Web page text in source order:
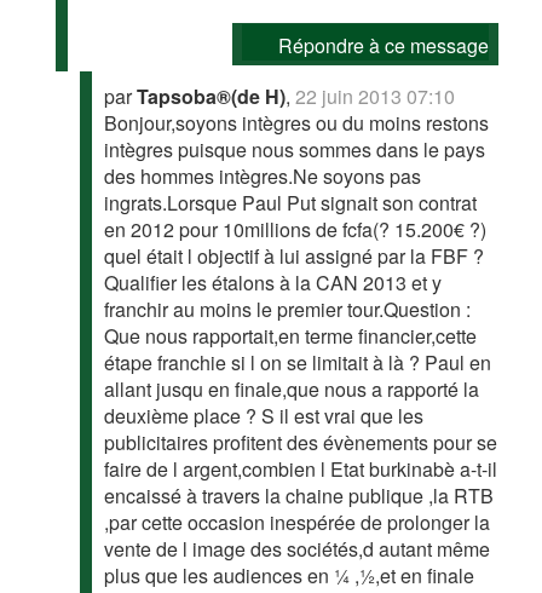
Répondre à ce message
parTapsoba®(de H),22 juin 2013 07:10
Bonjour,soyons intègres ou du moins restons
intègres puisque nous sommes dans le pays
des hommes intègres.Ne soyons pas
ingrats.Lorsque Paul Put signait son contrat
en 2012 pour 10millions de fcfa(? 15.200€ ?)
quel était l objectif à lui assigné par la FBF ?
Qualifier les étalons à la CAN 2013 et y
franchir au moins le premier tour.Question :
Que nous rapportait,en terme financier,cette
étape franchie si l on se limitait à là ? Paul en
allant jusqu en finale,que nous a rapporté la
deuxième place ? S il est vrai que les
publicitaires profitent des évènements pour se
faire de l argent,combien l Etat burkinabè a-t-il
encaissé à travers la chaine publique ,la RTB
,par cette occasion inespérée de prolonger la
vente de l image des sociétés,d autant même
plus que les audiences en ¼ ,½,et en finale